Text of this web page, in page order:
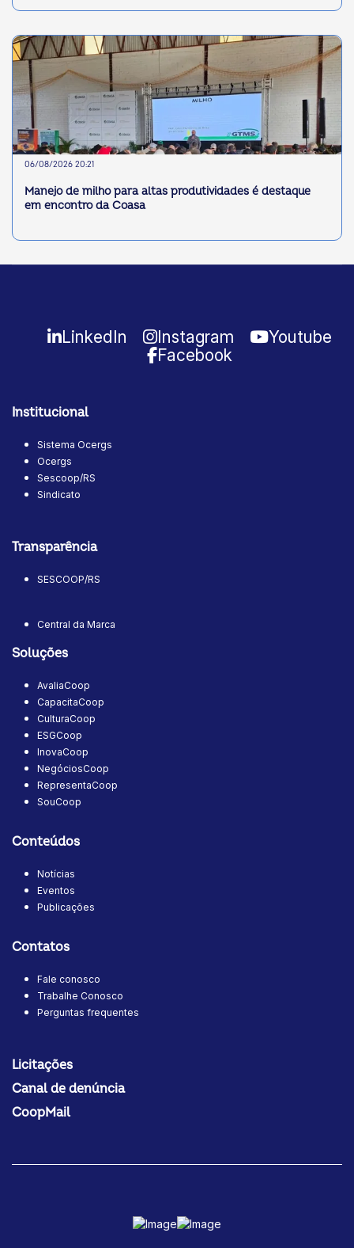
06/08/2026 20:21
Manejo de milho para altas produtividades é destaque
em encontro da Coasa
LinkedIn Instagram
Youtube
Facebook
Institucional
Sistema Ocergs
Ocergs
Sescoop/RS
Sindicato
Transparência
SESCOOP/RS
Central da Marca
Soluções
AvaliaCoop
CapacitaCoop
CulturaCoop
ESGCoop
InovaCoop
NegóciosCoop
RepresentaCoop
SouCoop
Conteúdos
Notícias
Eventos
Publicações
Contatos
Fale conosco
Trabalhe Conosco
Perguntas frequentes
Licitações
Canal de denúncia
CoopMail